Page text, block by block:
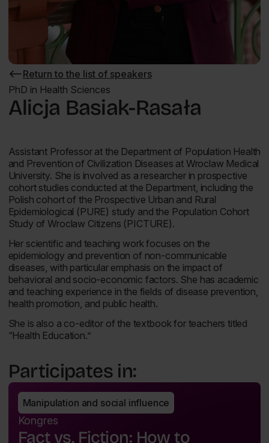
Return to the list of speakers
Return
to
the
list
of
PhD in Health Sciences
Alicja Basiak-Rasała
Assistant Professor at the Department of Population Health
and Prevention of Civilization Diseases at Wroclaw Medical
University. She is involved as a researcher in prospective
cohort studies conducted at the Department, including the
Polish cohort of the Prospective Urban and Rural
Epidemiological (PURE) study and the Population Cohort
Study of Wroclaw Citizens (PICTURE).
Her scientific and teaching work focuses on the
epidemiology and prevention of non-communicable
diseases, with particular emphasis on the impact of
behavioral and socio-economic factors. She has academic
and teaching experience in the fields of disease prevention,
health promotion, and public health.
She is also a co-editor of the textbook for teachers titled
“Health Education.”
Participates in:
Manipulation and social influence
Kongres
Fact vs. Fiction: How to